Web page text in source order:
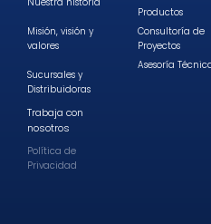
Misión, visión y
valores
Sucursales y
Distribuidoras
Trabaja con
nosotros
Política de
Privacidad
Productos
Consultoría de
Proyectos
Asesoría